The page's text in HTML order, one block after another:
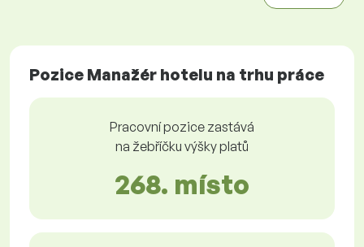
Pozice Manažér hotelu na trhu práce
Pracovní pozice zastává
na žebříčku výšky platů
268. místo